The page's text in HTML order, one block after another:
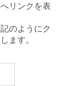
リンクを表
のようにク
ます。